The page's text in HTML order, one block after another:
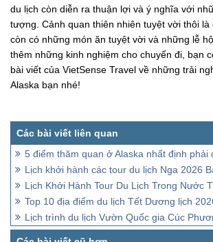
du lịch còn diễn ra thuận lợi và ý nghĩa với
tượng. Cảnh quan thiên nhiên tuyệt vời thôi là
còn có những món ăn tuyệt vời và những lễ
thêm những kinh nghiệm cho chuyến đi, bạn
bài viết của VietSense Travel về những trải
Alaska bạn nhé!
5 điểm thăm quan ở Alaska nhất định phải đến
Lịch khởi hành các tour du lịch Nga 2026 Bay Vietnam
Lịch Khởi Hành Tour Du Lịch Trong Nước Tết Nguyên
Top 10 địa điểm du lịch Tết Dương lịch 2026 trong nước và
Lịch trình du lịch Vườn Quốc gia Cúc Phương 2 ngày